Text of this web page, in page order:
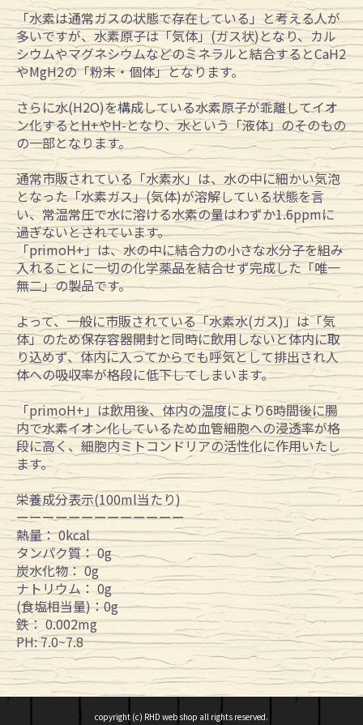
「水素は通常ガスの状態で存在している」と考える人が
多いですが、水素原子は「気体」(ガス状)となり、カル
シウムやマグネシウムなどのミネラルと結合するとCaH2
やMgH2の「粉末・個体」となります。
さらに水(H2O)を構成している水素原子が乖離してイオ
ン化するとH+やH-となり、水という「液体」のそのもの
の一部となります。
通常市販されている「水素水」は、水の中に細かい気泡
となった「水素ガス」(気体)が溶解している状態を言
い、常温常圧で水に溶ける水素の量はわずか1.6ppmに
過ぎないとされています。
「primoH+」は、水の中に結合力の小さな水分子を組み
入れることに一切の化学薬品を結合せず完成した「唯一
無二」の製品です。
よって、一般に市販されている「水素水(ガス)」は「気
体」のため保存容器開封と同時に飲用しないと体内に取
り込めず、体内に入ってからでも呼気として排出され人
体への吸収率が格段に低下してしまいます。
「primoH+」は飲用後、体内の温度により6時間後に腸
内で水素イオン化しているため血管細胞への浸透率が格
段に高く、細胞内ミトコンドリアの活性化に作用いたし
ます。
栄養成分表示(100ml当たり)
ーーーーーーーーーーーーー
熱量： 0kcal
タンパク質： 0g
炭水化物： 0g
ナトリウム： 0g
(食塩相当量)：0g
鉄： 0.002mg
PH: 7.0~7.8
copyright (c) RHD web shop all rights reserved.